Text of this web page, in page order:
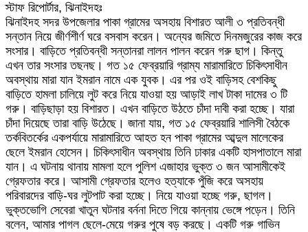
স্টাফ রিপোর্টার, ঝিনাইদহঃ
ঝিনাইদহ সদর উপজেলার পাকা গ্রামের অসহায় বিশারত আলী ৩ প্রতিবন্ধী
সন্তান নিয়ে জীর্ণশীর্ণ ঘরে বসবাস করেন। অন্যের জমিতে দিনমজুরের কাজ করে
সংসার। বাড়িতে প্রতিবন্ধী সন্তানরা লালন পালন করেন গরু ছাগ। কিন্তু
এখন তার সংসার তছনছ। গত ১৫ ফেব্রয়ারি গ্রাম্য মারামারিতে চিকিৎসাধীন
অবস্থায় মারা যান ইমরান নামে এক যুবক। এর পর ওই বাড়িসহ বেশকিছু
বাড়িতে হামলা চালিয়ে লুট করে নিয়ে যাওয়া হয় আড়াই লাখ টাকা দামের ৩ টি
গরু। বাড়িছাড়া হয় বিশারত। এখন বাড়িতে উঠতে চাঁদা দাবী করা হচ্ছে। যারা
চাঁদা দিয়েছে তারা বাড়ি উঠেছে। জানা যায়, গত ১৫ ফেব্রয়ারি শালিসী বৈঠকে
তর্কবিতর্কের একপর্যায়ে মারামারিতে আহত হন পাকা গ্রামের আব্দুল মালেকের
ছেলে ইমরান হোসেন। চিকিৎসাধীন অবস্থায় তিনি ঢাকার একটি হাসপাতালে মারা
যান। এ ঘটনায় থানায় মামলা হলে পুলিশ এজাহার ভুক্ত ৩ জন আসামীকেই
গ্রেফতার করে। আসামী গ্রেফতার হলেও হত্যাকে পুঁজি করে অসহায়
পরিবারদের বাড়ি-ঘর লুটপাট করা হচ্ছে। নিয়ে যাওয়া হচ্ছে গরু, ছাগল।
ভুক্তভোগি সেবেরা খাতুন ঘটনার বর্ননা দিতে গিয়ে কান্নায় ভেঙ্গে পড়েন। তিনি
বলেন, আমার পাগল ছেলে-মেয়ে গরুর পুষে বড় করছে। একটি গরু গাভিন